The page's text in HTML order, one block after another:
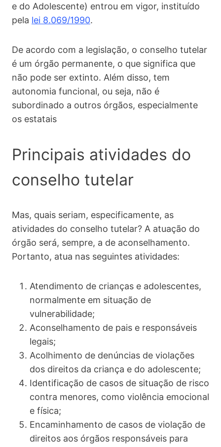
e do Adolescente) entrou em vigor, instituído
pela lei 8.069/1990.
De acordo com a legislação, o conselho tutelar
é um órgão permanente, o que significa que
não pode ser extinto. Além disso, tem
autonomia funcional, ou seja, não é
subordinado a outros órgãos, especialmente
os estatais
Principais atividades do
conselho tutelar
Mas, quais seriam, especificamente, as
atividades do conselho tutelar? A atuação do
órgão será, sempre, a de aconselhamento.
Portanto, atua nas seguintes atividades:
Atendimento de crianças e adolescentes,
normalmente em situação de
vulnerabilidade;
Aconselhamento de pais e responsáveis
legais;
Acolhimento de denúncias de violações
dos direitos da criança e do adolescente;
Identificação de casos de situação de risco
contra menores, como violência emocional
e física;
Encaminhamento de casos de violação de
direitos aos órgãos responsáveis para